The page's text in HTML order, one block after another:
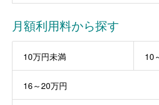
月額利用料から探す
10万円未満 10
16～20万円